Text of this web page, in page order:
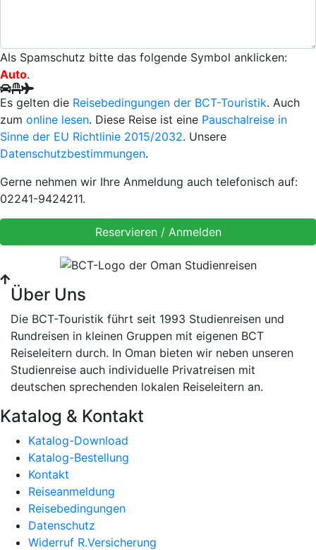
Als Spamschutz bitte das folgende Symbol anklicken:
Auto.
Es gelten die Reisebedingungen der BCT-Touristik. Auch
zum online lesen. Diese Reise ist eine Pauschalreise in
Sinne der EU Richtlinie 2015/2032. Unsere
Datenschutzbestimmungen.
Gerne nehmen wir Ihre Anmeldung auch telefonisch auf:
02241-9424211.
Über Uns
Die BCT-Touristik führt seit 1993 Studienreisen und
Rundreisen in kleinen Gruppen mit eigenen BCT
Reiseleitern durch. In Oman bieten wir neben unseren
Studienreise auch individuelle Privatreisen mit
deutschen sprechenden lokalen Reiseleitern an.
Katalog & Kontakt
Katalog-Download
Katalog-Bestellung
Kontakt
Reiseanmeldung
Reisebedingungen
Datenschutz
Widerruf R.Versicherung